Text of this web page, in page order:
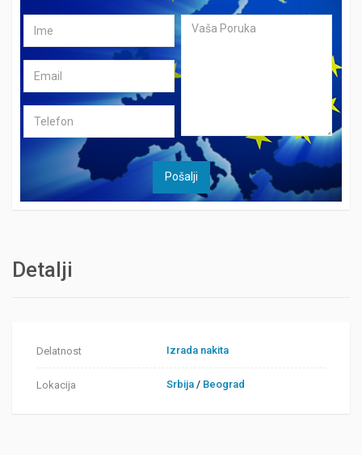
Detalji
Delatnost Izrada nakita
Lokacija Srbija / Beograd